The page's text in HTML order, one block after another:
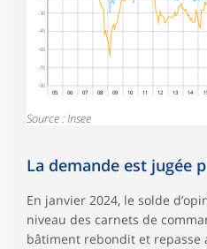
-30
-45
-60
-75
-90
05 06 07 08 09 10 11 12 13 14
Source : Insee
La demande est jugée
En janvier 2024, le solde
niveau des carnets de
bâtiment rebondit et repasse